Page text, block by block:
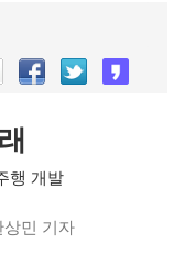
행 개발
상민 기자